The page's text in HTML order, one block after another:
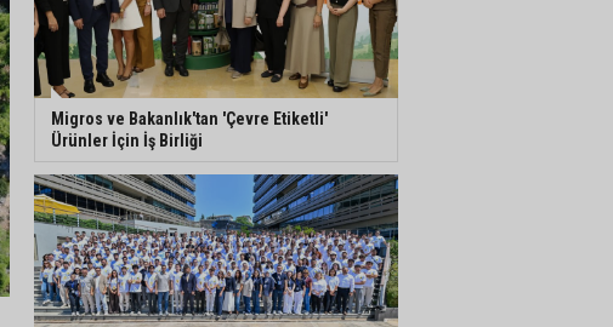
Migros ve Bakanlık'tan 'Çevre Etiketli'
Ürünler İçin İş Birliği